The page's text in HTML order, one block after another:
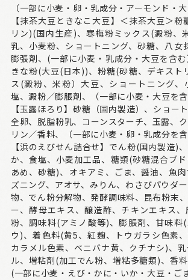
（一部に小麦・卵・乳成分・アーモンド・大
【抹茶大豆ときなこ大豆】＜抹茶大豆＞粉
リン)(国内生産)、寒梅粉ミックス(澱粉、
乳、小麦粉、ショートニング、砂糖、八女
膨張剤、(一部に小麦・乳成分・大豆を含
きな粉(大豆(日本))、粉糖(砂糖、デキスト
ス(澱粉、米粉）大豆、ショートニング、
塩、澱粉／膨脹剤、（一部に小麦・大豆を含
【玉露ほろり】砂糖（国内製造）、ショー
全卵、脱脂粉乳、コーンスターチ、玉露、
リン／香料、（一部に小麦・卵・乳成分を含
【浜のえびせん詰合せ】でん粉(国内製造)
か、食塩、小麦加工品、糖類(砂糖混合ブ
あめ、砂糖)、オキアミ、ごま、醤油、魚
ズニング、アオサ、みりん、わさびパウダ
物、でん粉分解物、発酵調味料、昆布粉末
ー、酵母エキス、醸造酢、チキンエキス
粉、調味料(アミノ酸等)、膨脹剤、甘味料
ウ)、着色料(黄5、紅麹、トウガラシ色素、
カラメル色素、ベニバナ黄、クチナシ)、
ル、増粘剤(加工でん粉、増粘多糖類)、香料
(一部に小麦・えび・かに・いか・大豆・ご